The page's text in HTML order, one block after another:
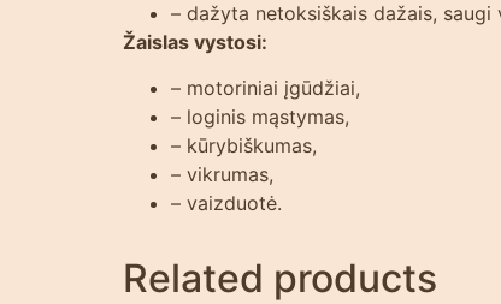
– dažyta netoksiškais dažais, saugi
Žaislas vystosi:
– motoriniai įgūdžiai,
– loginis mąstymas,
– kūrybiškumas,
– vikrumas,
– vaizduotė.
Related products